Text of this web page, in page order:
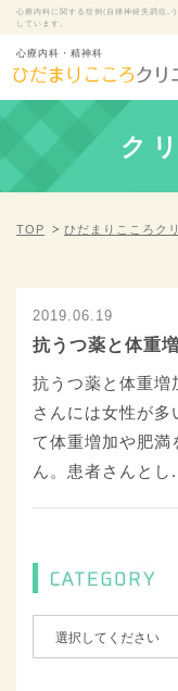
心療内科に関する症例(自律神経失調症,
しています。
心療内科・精神科
ク
TOP ひだまりこころク
2019.06.19
抗うつ薬と体重
抗うつ薬と体重増
さんには女性が多
て体重増加や肥満
ん。患者さんとし